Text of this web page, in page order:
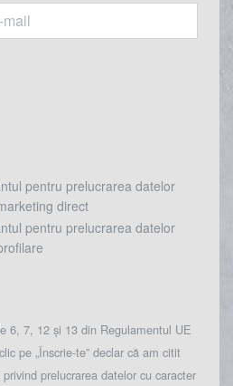
pentru prelucrarea datelor
direct
pentru prelucrarea datelor
6, 7, 12 și 13 din Regulamentul UE
pe „Înscrie-te” declar că am citit
privind prelucrarea datelor cu caracter